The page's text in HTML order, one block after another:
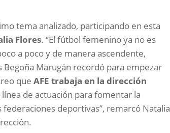
tema analizado, participando en esta
Flores. “El fútbol femenino ya no es
a poco y de manera ascendente,
Marugán recordó para empezar
queAFE trabaja en la dirección
línea de actuación para fomentar la
deportivas”, remarcó Natalia